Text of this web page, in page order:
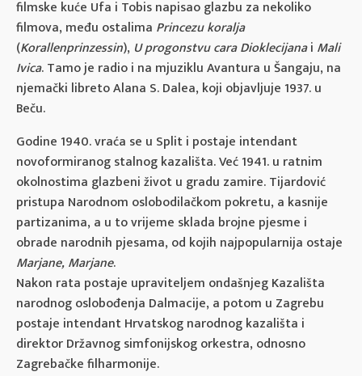
filmske kuće Ufa i Tobis napisao glazbu za nekoliko
filmova, među ostalima Princezu koralja
(Korallenprinzessin), U progonstvu cara Dioklecijanai Mali
Ivica. Tamo je radio i na mjuziklu Avantura u Šangaju, na
njemački libreto Alana S. Dalea, koji objavljuje 1937. u
Beču.
Godine 1940. vraća se u Split i postaje intendant
novoformiranog stalnog kazališta. Već 1941. u ratnim
okolnostima glazbeni život u gradu zamire. Tijardović
pristupa Narodnom oslobodilačkom pokretu, a kasnije
partizanima, a u to vrijeme sklada brojne pjesme i
obrade narodnih pjesama, od kojih najpopularnija ostaje
Marjane, Marjane.
Nakon rata postaje upraviteljem ondašnjeg Kazališta
narodnog oslobođenja Dalmacije, a potom u Zagrebu
postaje intendant Hrvatskog narodnog kazališta i
direktor Državnog simfonijskog orkestra, odnosno
Zagrebačke filharmonije.